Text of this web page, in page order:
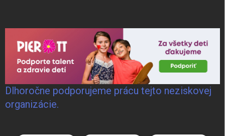
Dlhoročne podporujeme prácu tejto neziskovej
organizácie.